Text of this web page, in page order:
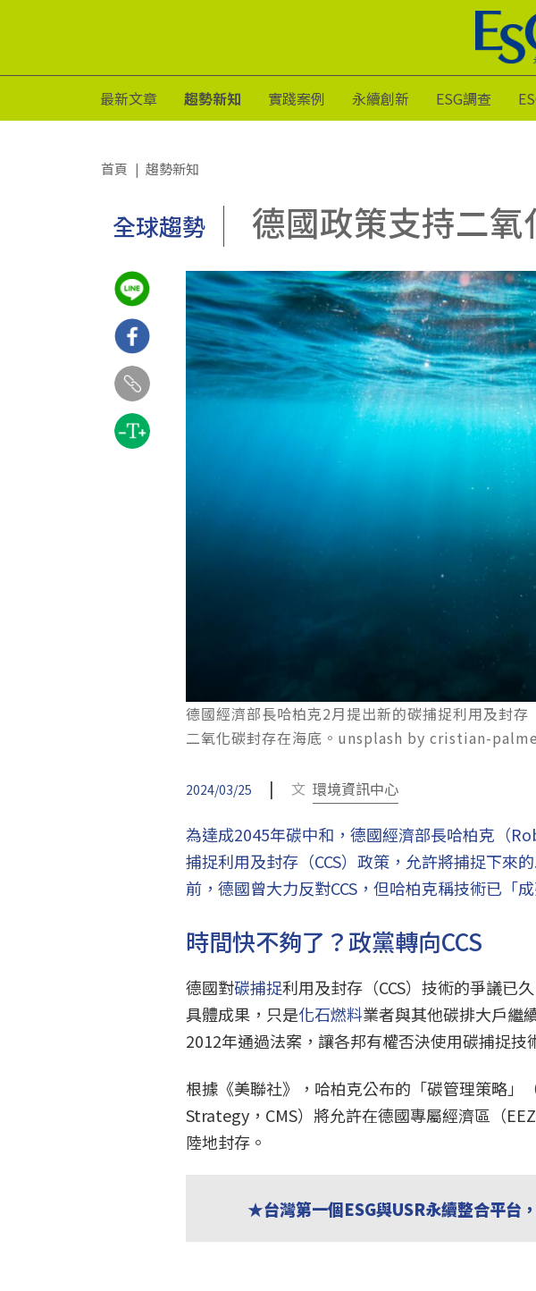
最新文章 趨勢新知 實踐案例 永續創新 ESG調查
首頁 趨勢新知
全球趨勢 德國政策支持二
德國經濟部長哈柏克2月提出新的碳捕捉利用及封存
二氧化碳封存在海底。unsplash by cristian-
2024/03/25 | 文 環境資訊中心
為達成2045年碳中和，德國經濟部長哈柏克（
捕捉利用及封存（CCS）政策，允許將捕捉下來
前，德國曾大力反對CCS，但哈柏克稱技術已「
時間快不夠了？政黨轉向CCS
德國對碳捕捉利用及封存（CCS）技術的爭議已
具體成果，只是化石燃料業者與其他碳排大戶繼
2012年通過法案，讓各邦有權否決使用碳捕捉技
根據《美聯社》，哈柏克公布的「碳管理策略
Strategy，CMS）將允許在德國專屬經濟區（
陸地封存。
★台灣第一個ESG與USR永續整合平台